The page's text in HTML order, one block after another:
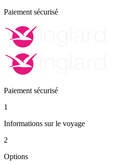
Paiement sécurisé
Paiement sécurisé
1
Informations sur le voyage
2
Options